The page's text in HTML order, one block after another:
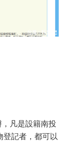
凡是設籍南投
登記者，都可以